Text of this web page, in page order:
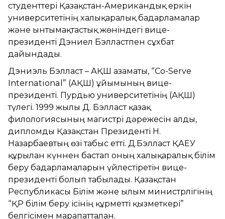
студенттері Қазақстан-Американдық еркін
университетінің халықаралық бағдарламалар
және ынтымақтастық жөніндегі вице-
президенті Дэниел Бэлластпен сұхбат
дайындады.
Дэниэль Бэлласт – АҚШ азаматы, “Со-Serve
International” (АҚШ) ұйымының вице-
президенті. Пурдью университетінің (АҚШ)
түлегі. 1999 жылы Д. Бэлласт қазақ
филологиясының магистрі дәрежесін алды,
дипломды Қазақстан Президенті Н.
Назарбаевтың өзі табыс етті. Д.Бэлласт ҚАЕУ
құрылған күннен бастап оның халықаралық білім
беру бағдарламаларын үйлестіретін вице-
президенті болып табылады. Қазақстан
Республикасы Білім және ғылым министрлігінің
“ҚР білім беру ісінің құрметті қызметкері”
белгісімен марапатталған.